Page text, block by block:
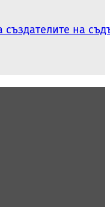
създателите на